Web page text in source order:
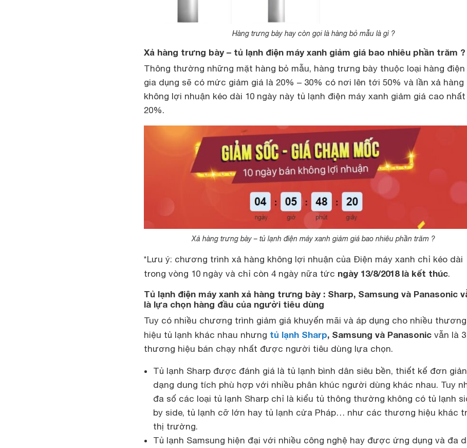
Hàng trưng bày hay còn gọi là hàng bỏ mẫu là gì ?
Xả hàng trưng bày – tủ lạnh điện máy xanh giảm giá bao nhiêu phần trăm ?
Thông thường những mặt hàng bỏ mẫu, hàng trưng bày thuộc loại hàng
gia dụng sẽ có mức giảm giá là 20% – 30% có nơi lên tới 50% và lần xả hàng
không lợi nhuận kéo dài 10 ngày này tủ lạnh điện máy xanh giảm giá cao nhất
20%.
Xả hàng trưng bày – tủ lạnh điện máy xanh giảm giá bao nhiêu phần trăm ?
*Lưu ý: chương trình xả hàng không lợi nhuận của Điện máy xanh chỉ kéo dài
trong vòng 10 ngày và chỉ còn 4 ngày nữa tức ngày 13/8/2018 là kết thúc.
Tủ lạnh điện máy xanh xả hàng trưng bày : Sharp, Samsung và Panasonic
là lựa chọn hàng đầu của người tiêu dùng
Tuy có nhiều chương trình giảm giá khuyến mãi và áp dụng cho nhiều thương
hiệu tủ lạnh khác nhau nhưng tủ lạnh Sharp, Samsung và Panasonic vẫn là 3
thương hiệu bán chạy nhất được người tiêu dùng lựa chọn.
Tủ lạnh Sharp được đánh giá là tủ lạnh bình dân siêu bền, thiết kế đơn
dạng dung tích phù hợp với nhiều phân khúc người dùng khác nhau. Tuy
đa số các loại tủ lạnh Sharp chỉ là kiểu tủ thông thường không có tủ lạnh
by side, tủ lạnh cỡ lớn hay tủ lạnh cửa Pháp… như các thương hiệu khác
thị trường.
Tủ lạnh Samsung hiện đại với nhiều công nghệ hay được ứng dụng và đa